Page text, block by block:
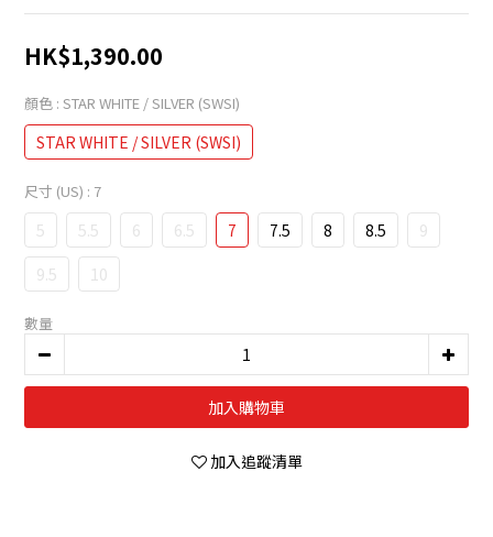
HK$1,390.00
顏色 : STAR WHITE / SILVER (SWSI)
STAR WHITE / SILVER (SWSI)
尺寸 (US) : 7
5 5.5 6 6.5 7 7.5 8 8.5
9
9.5
10
數量
加入購物車
加入追蹤清單